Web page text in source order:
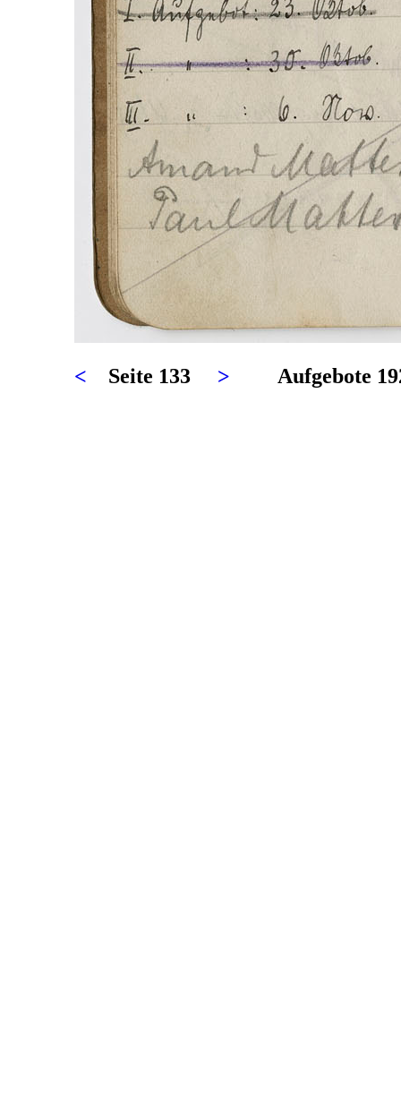
< Seite 133 > Aufgebote